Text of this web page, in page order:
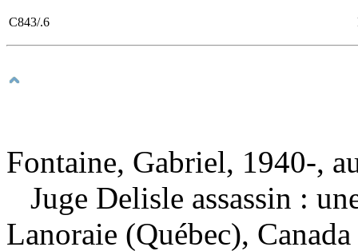
C843/.6
Fontaine, Gabriel, 1940-,
Juge Delisle assassin :
Lanoraie (Québec),